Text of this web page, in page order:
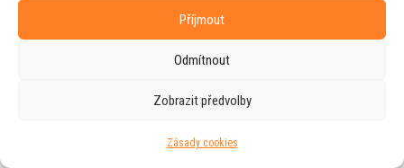
Příjmout
Odmítnout
Zobrazit předvolby
Zásady cookies